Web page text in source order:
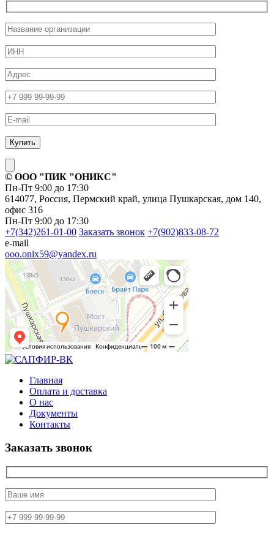
© ОOO "ПИК "ОНИКС"
Пн-Пт 9:00 до 17:30
614077, Россия, Пермский край, улица Пушкарская, дом 140,
офис 316
Пн-Пт 9:00 до 17:30
+7(342)261-01-00 Заказать звонок +7(902)833-08-72
e-mail
ooo.onix59@yandex.ru
Главная
Оплата и доставка
О нас
Документы
Контакты
Заказать звонок